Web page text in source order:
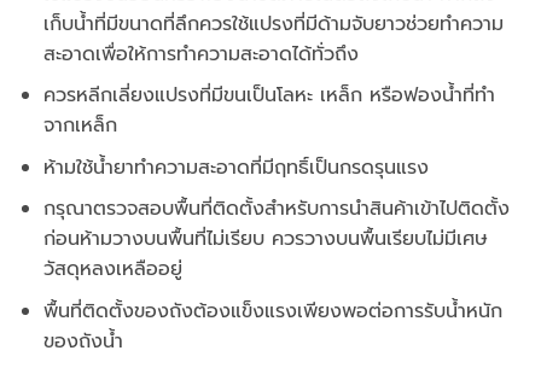
เก็บน้ำที่มีขนาดที่ลึกควรใช้แปรงที่มีด้ามจับยาวช่วยทำความ
สะอาดเพื่อให้การทำความสะอาดได้ทั่วถึง
ควรหลีกเลี่ยงแปรงที่มีขนเป็นโลหะ เหล็ก หรือฟองน้ำที่ทำ
จากเหล็ก
ห้ามใช้น้ำยาทำความสะอาดที่มีฤทธิ์เป็นกรดรุนแรง
กรุณาตรวจสอบพื้นที่ติดตั้งสำหรับการนำสินค้าเข้าไปติดตั้ง
ก่อนห้ามวางบนพื้นที่ไม่เรียบ ควรวางบนพื้นเรียบไม่มีเศษ
วัสดุหลงเหลืออยู่
พื้นที่ติดตั้งของถังต้องแข็งแรงเพียงพอต่อการรับน้ำหนัก
ของถังน้ำ